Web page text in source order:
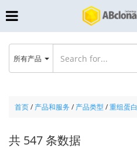
首页/ 产品和服务 / 产品类型 /重组蛋白
共 547 条数据
所有产品